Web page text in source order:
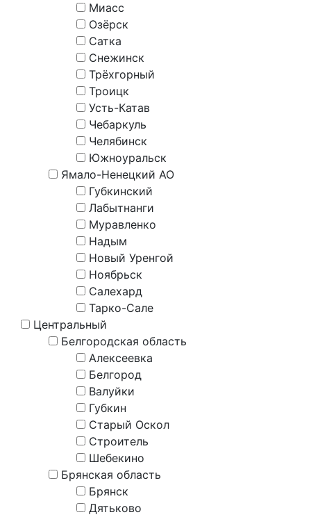
Миасс
Озёрск
Сатка
Снежинск
Трёхгорный
Троицк
Усть-Катав
Чебаркуль
Челябинск
Южноуральск
Ямало-Ненецкий АО
Губкинский
Лабытнанги
Муравленко
Надым
Новый Уренгой
Ноябрьск
Салехард
Тарко-Сале
Центральный
Белгородская область
Алексеевка
Белгород
Валуйки
Губкин
Старый Оскол
Строитель
Шебекино
Брянская область
Брянск
Дятьково